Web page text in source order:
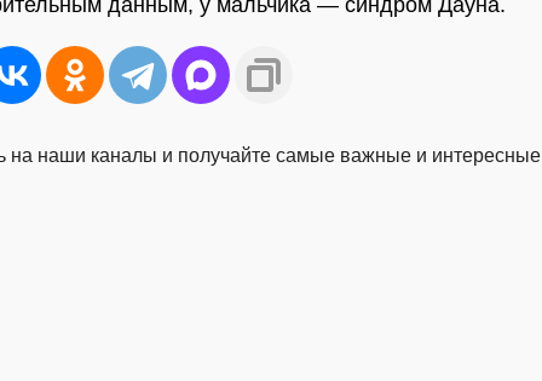
данным, у мальчика — синдром Дауна.
на наши каналы и получайте самые важные и интересные